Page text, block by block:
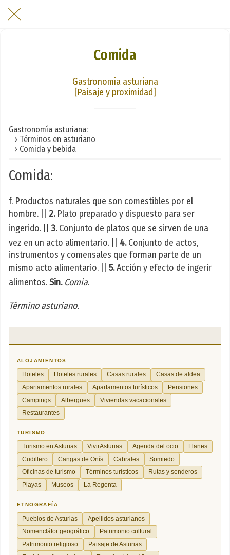
Comida
Gastronomía asturiana
[Paisaje y proximidad]
Gastronomía asturiana:
› Términos en asturiano
› Comida y bebida
Comida:
f. Productos naturales que son comestibles por el
hombre. || 2.Plato preparado y dispuesto para ser
ingerido. || 3.Conjunto de platos que se sirven de una
vez en un acto alimentario. || 4.Conjunto de actos,
instrumentos y comensales que forman parte de un
mismo acto alimentario. || 5.Acción y efecto de ingerir
alimentos.Sin. Comia.
Término asturiano.